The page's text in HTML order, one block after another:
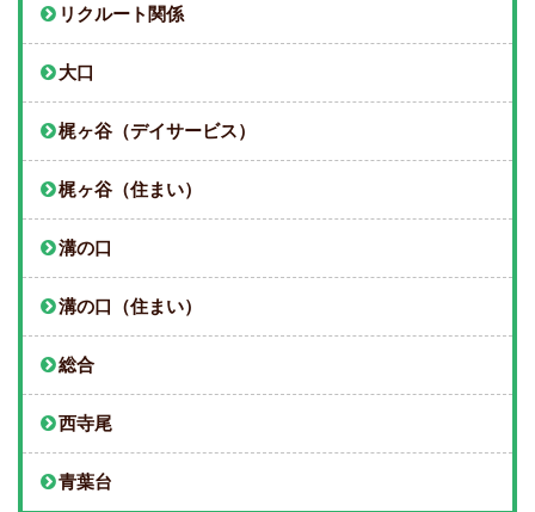
リクルート関係
大口
梶ヶ谷（デイサービス）
梶ヶ谷（住まい）
溝の口
溝の口（住まい）
総合
西寺尾
青葉台